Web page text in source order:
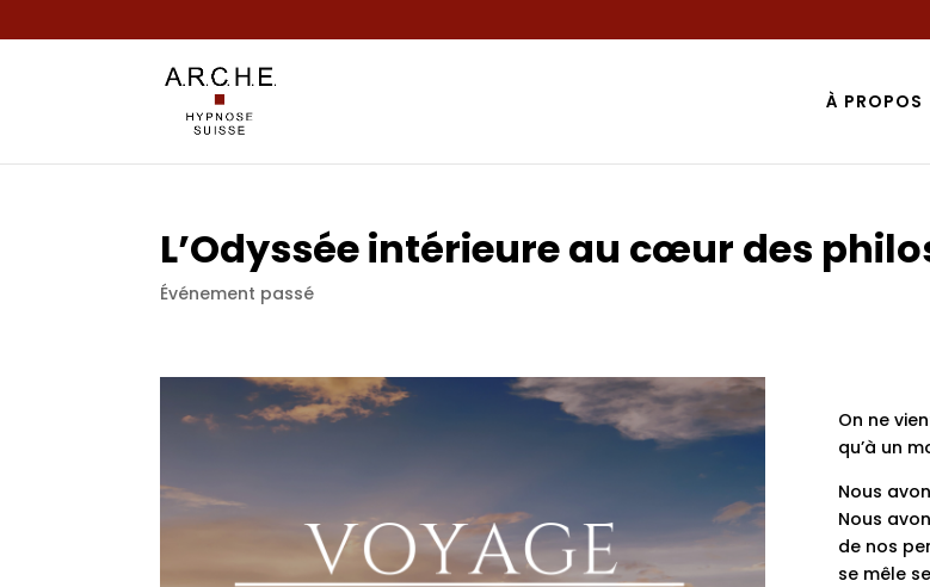
À PROPOS
L’Odyssée intérieure au cœur des
Événement passé
On ne
qu’à un
Nous
Nous
de nos
se mêle